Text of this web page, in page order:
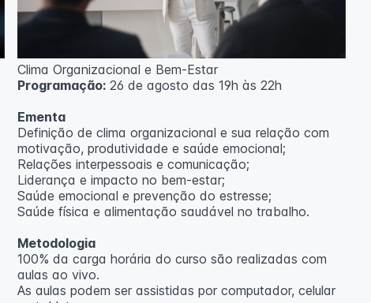
Clima Organizacional e Bem-Estar
Programação:26 de agosto das 19h às 22h
Ementa
Definição de clima organizacional e sua relação com
motivação, produtividade e saúde emocional;
Relações interpessoais e comunicação;
Liderança e impacto no bem-estar;
Saúde emocional e prevenção do estresse;
Saúde física e alimentação saudável no trabalho.
Metodologia
100% da carga horária do curso são realizadas com
aulas ao vivo.
As aulas podem ser assistidas por computador, celular